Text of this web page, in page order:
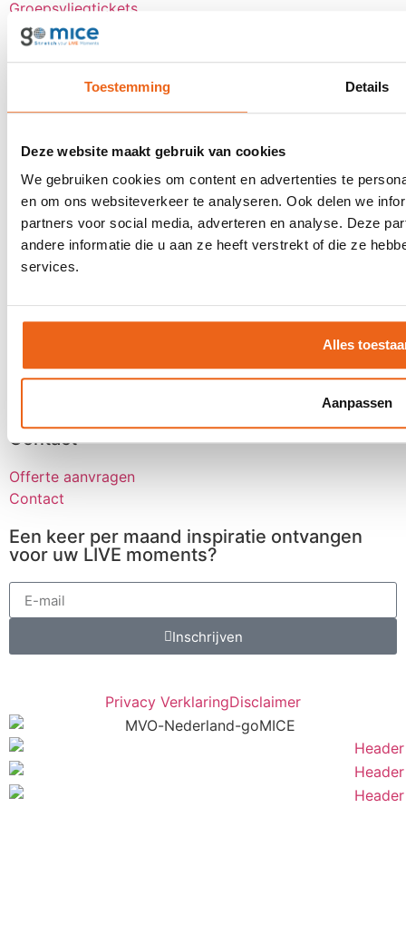
Toestemming Details
Deze website maakt gebruik van cookies
We gebruiken cookies om content en advertenties te
en om ons websiteverkeer te analyseren. Ook delen we
partners voor social media, adverteren en analyse. Deze
andere informatie die u aan ze heeft verstrekt of die ze
services.
Alles
Aanpassen
Groepsvliegtickets
Events
Kick-OFF
Seminar
Over goMICE
Blog
Klantervaringen
Contact
Offerte aanvragen
Contact
Een keer per maand inspiratie ontvangen
voor uw LIVE moments?
Inschrijven
Privacy VerklaringDisclaimer